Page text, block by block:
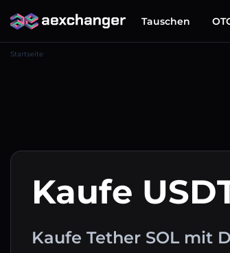
Tauschen
Startseite
Kaufe
Kaufe Tether SOL mit